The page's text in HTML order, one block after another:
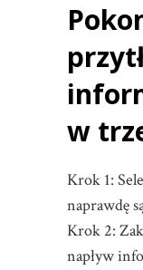
w
Krok 1:
naprawdę
Krok 2:
napływ